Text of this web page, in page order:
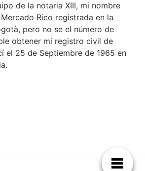
de la notaria XIII, mi nombre
Rico registrada en la
pero no se el número de
obtener mi registro civil de
el 25 de Septiembre de 1965 en